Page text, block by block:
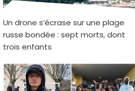
Un drone s’écrase sur une plage
russe bondée : sept morts, dont
trois enfants